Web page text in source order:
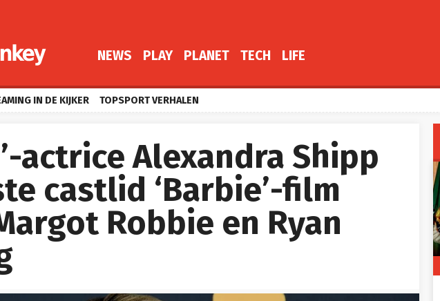
NEWS PLAY PLANET TECH LIFE
IN DE KIJKER TOPSPORT VERHALEN
actrice Alexandra Shipp
castlid ‘Barbie’-film
Robbie en Ryan